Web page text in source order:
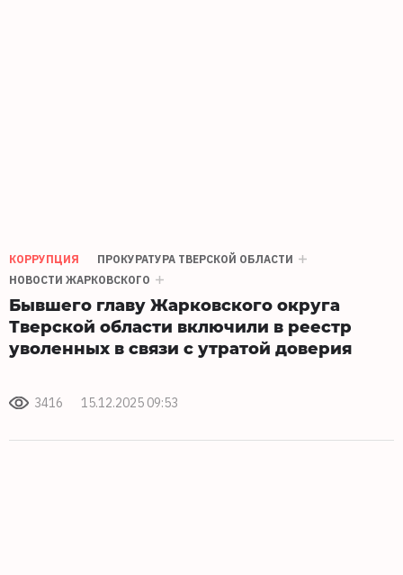
КОРРУПЦИЯ
ПРОКУРАТУРА ТВЕРСКОЙ ОБЛАСТИ
НОВОСТИ ЖАРКОВСКОГО
Бывшего главу Жарковского округа
Тверской области включили в реестр
уволенных в связи с утратой доверия
3416 15.12.2025 09:53